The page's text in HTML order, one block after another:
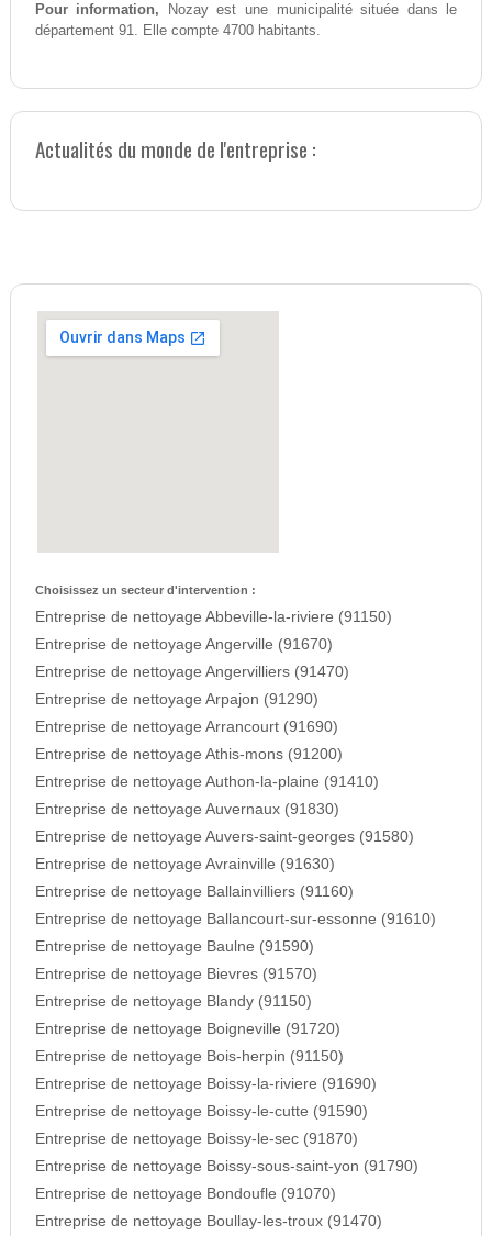
Pour information, Nozay est une municipalité située dans le
département 91. Elle compte 4700 habitants.
Actualités du monde de l'entreprise :
Choisissez un secteur d'intervention :
Entreprise de nettoyage Abbeville-la-riviere (91150)
Entreprise de nettoyage Angerville (91670)
Entreprise de nettoyage Angervilliers (91470)
Entreprise de nettoyage Arpajon (91290)
Entreprise de nettoyage Arrancourt (91690)
Entreprise de nettoyage Athis-mons (91200)
Entreprise de nettoyage Authon-la-plaine (91410)
Entreprise de nettoyage Auvernaux (91830)
Entreprise de nettoyage Auvers-saint-georges (91580)
Entreprise de nettoyage Avrainville (91630)
Entreprise de nettoyage Ballainvilliers (91160)
Entreprise de nettoyage Ballancourt-sur-essonne (91610)
Entreprise de nettoyage Baulne (91590)
Entreprise de nettoyage Bievres (91570)
Entreprise de nettoyage Blandy (91150)
Entreprise de nettoyage Boigneville (91720)
Entreprise de nettoyage Bois-herpin (91150)
Entreprise de nettoyage Boissy-la-riviere (91690)
Entreprise de nettoyage Boissy-le-cutte (91590)
Entreprise de nettoyage Boissy-le-sec (91870)
Entreprise de nettoyage Boissy-sous-saint-yon (91790)
Entreprise de nettoyage Bondoufle (91070)
Entreprise de nettoyage Boullay-les-troux (91470)